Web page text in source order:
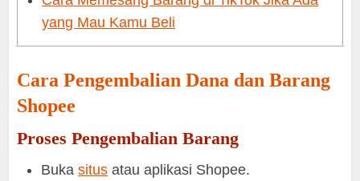
yang Mau Kamu Beli
Cara Pengembalian Dana dan Barang
Shopee
Proses Pengembalian Barang
Bukasitus atau aplikasi Shopee.